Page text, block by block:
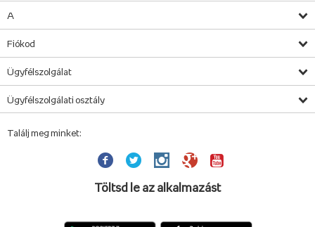
A
Fiókod
Ügyfélszolgálat
Ügyfélszolgálati osztály
Találj meg minket:
Töltsd le az alkalmazást